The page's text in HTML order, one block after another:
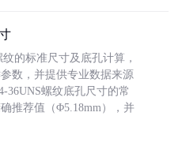
的标准尺寸及底孔计算，
数，并提供专业数据来源
36UNS螺纹底孔尺寸的常
推荐值（Φ5.18mm），并